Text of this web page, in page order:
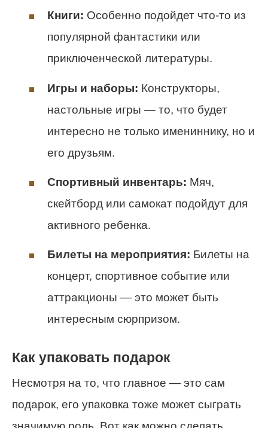
Книги: Особенно подойдет что-то из
популярной фантастики или
приключенческой литературы.
Игры и наборы: Конструкторы,
настольные игры — то, что будет
интересно не только имениннику, но и
его друзьям.
Спортивный инвентарь: Мяч,
скейтборд или самокат подойдут для
активного ребенка.
Билеты на мероприятия: Билеты на
концерт, спортивное событие или
аттракционы — это может быть
интересным сюрпризом.
Как упаковать подарок
Несмотря на то, что главное — это сам
подарок, его упаковка тоже может сыграть